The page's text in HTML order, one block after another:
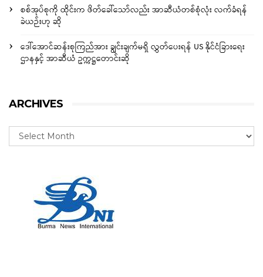
စစ်အုပ်စုကို ထိုင်းက ဖိတ်ခေါ်သော်လည်း အာဆီယံတစ်စုံလုံး လက်ခံရန်
ခဲယဉ်းဟု ဆို
ဒေါ်အောင်ဆန်းစုကြည်အား ချွင်းချက်မရှိ လွှတ်ပေးရန် US နိုင်ငံခြားရေး
ဌာနနှင့် အာဆီယံ ဥက္ကဋ္ဌတောင်းဆို
ARCHIVES